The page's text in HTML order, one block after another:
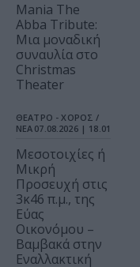
Mania The
Abba Tribute:
Μια μοναδική
συναυλία στο
Christmas
Theater
ΘΕΑΤΡΟ - ΧΟΡΟΣ /
ΝΕΑ 07.08.2026 | 18.01
Μεσοτοιχίες ή
Μικρή
Προσευχή στις
3κ46 π.μ., της
Εύας
Οικονόμου –
Βαμβακά στην
Εναλλακτική